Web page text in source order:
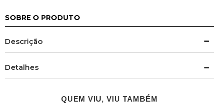
SOBRE O PRODUTO
Descrição
Detalhes
QUEM VIU, VIU TAMBÉM